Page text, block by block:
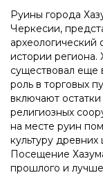
Руины города
Черкесии,
археологический
истории
существовал еще
роль в торговых
включают
религиозных
на месте руин
культуру
Посещение
прошлого и